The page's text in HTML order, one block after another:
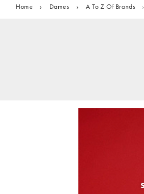
Home › Dames › A To Z Of Brands ›